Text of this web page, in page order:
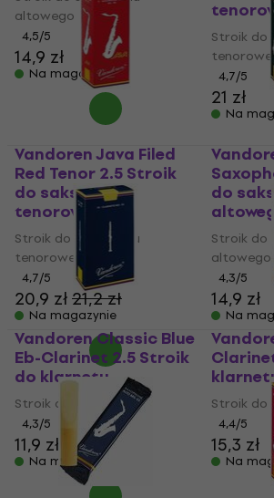
altowego
4,5/5
14,9 zł
Na magazynie
Stroik do
4,7/5
21 zł
Na
Vandoren Java Filed
Red Tenor 2.5 Stroik
do saksafonu
tenorowego
Stroik do saksafonu
tenorowego
4,7/5
20,9 zł21,2 zł
Na magazynie
do
Stroik do
altowego
4,3/5
14,9 zł
Na
Vandoren Classic Blue
Eb-Clarinet 2.5 Stroik
do klarnetu
Stroik do klarnetu
4,3/5
11,9 zł
Na magazynie
Stroik do
4,4/5
15,3 zł
Na